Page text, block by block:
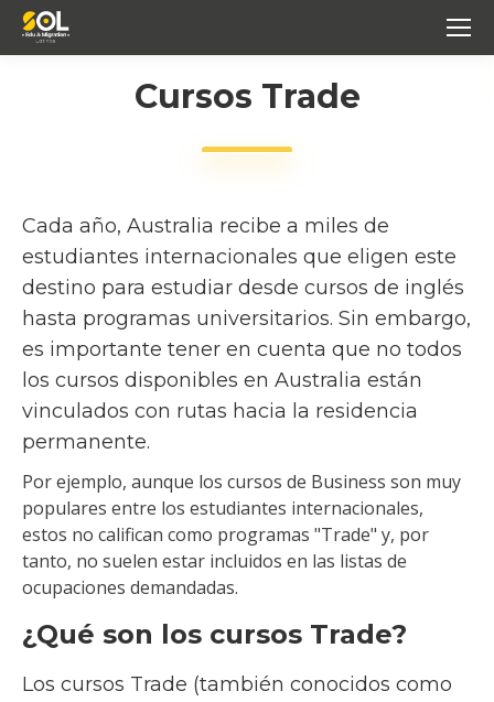
Cursos Trade
Cada año, Australia recibe a miles de
estudiantes internacionales que eligen este
destino para estudiar desde cursos de inglés
hasta programas universitarios. Sin embargo,
es importante tener en cuenta que no todos
los cursos disponibles en Australia están
vinculados con rutas hacia la residencia
permanente.
Por ejemplo, aunque los cursos de Business son muy
populares entre los estudiantes internacionales,
estos no califican como programas "Trade" y, por
tanto, no suelen estar incluidos en las listas de
ocupaciones demandadas.
¿Qué son los cursos Trade?
Los cursos Trade (también conocidos como